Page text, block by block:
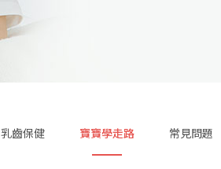
齒保健 寶寶學走路 常見問題